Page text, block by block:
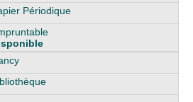
Périodique